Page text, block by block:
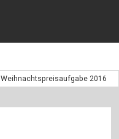
Weihnachtspreisaufgabe 2016